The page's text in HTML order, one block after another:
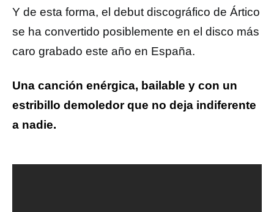
Y de esta forma, el debut discográfico de Ártico
se ha convertido posiblemente en el disco más
caro grabado este año en España.
Una canción enérgica, bailable y con un
estribillo demoledor que no deja indiferente
a nadie.